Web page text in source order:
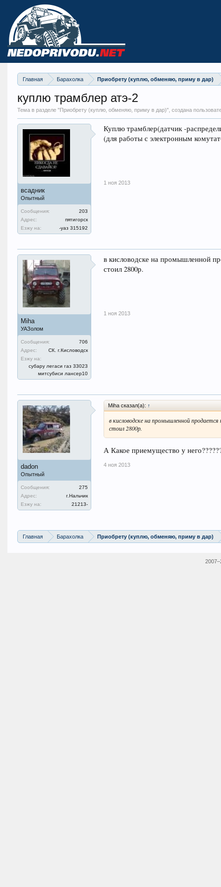
Главная Барахолка Приобрету (куплю, обменяю, приму в дар)
куплю трамблер атэ-2
Тема в разделе "Приобрету (куплю, обменяю, приму в дар)", создана
всадник
Опытный
Сообщения:
203
Адрес:
пятигорск
Езжу на:
-уаз 315192
Куплю трамблер(датчик -
(для работы с электронным
1 ноя 2013
Miha
УАЗолом
Сообщения:
706
Адрес:
СК. г.Кисловодск
Езжу на:
субару легаси газ 33023
митсубиси лансер10
в кисловодске на промышленной
стоил 2800р.
1 ноя 2013
dadon
Опытный
Сообщения:
275
Адрес:
г.Нальчик
Езжу на:
21213-
Miha сказал(а): ↑
в кисловодске на промышленной
стоил 2800р.
А Какое приемущество у
4 ноя 2013
Главная Барахолка Приобрету (куплю, обменяю, приму в дар)
2007–